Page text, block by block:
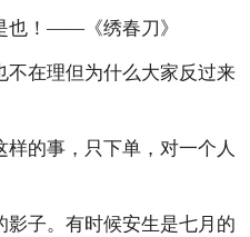
也！——《绣春刀》
不在理但为什么大家反过来
样的事，只下单，对一个人
影子。有时候安生是七月的